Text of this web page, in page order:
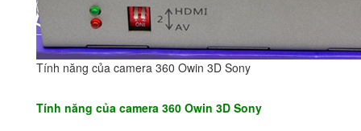
Tính năng của camera 360 Owin 3D Sony
Tính năng của camera 360 Owin 3D Sony